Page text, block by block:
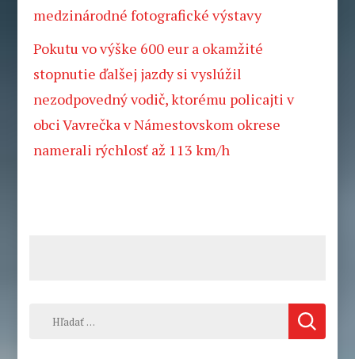
medzinárodné fotografické výstavy
Pokutu vo výške 600 eur a okamžité
stopnutie ďalšej jazdy si vyslúžil
nezodpovedný vodič, ktorému policajti v
obci Vavrečka v Námestovskom okrese
namerali rýchlosť až 113 km/h
Hľadať: